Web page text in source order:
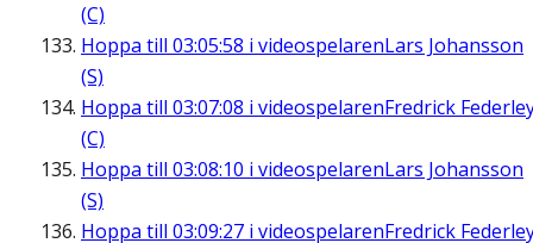
(C)
Hoppa till 03:05:58 i videospelarenLars Johansson
(S)
Hoppa till 03:07:08 i videospelarenFredrick
(C)
Hoppa till 03:08:10 i videospelarenLars Johansson
(S)
Hoppa till 03:09:27 i videospelarenFredrick